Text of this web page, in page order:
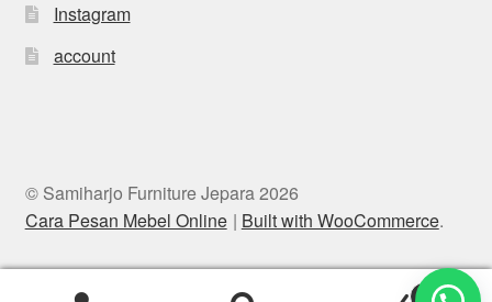
Instagram
account
© Samiharjo Furniture Jepara 2026
Cara Pesan Mebel Online
Built with WooCommerce.